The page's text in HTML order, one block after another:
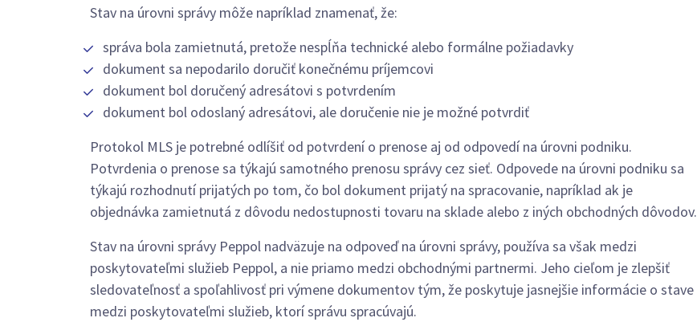
Stav na úrovni správy môže napríklad znamenať, že:
správa bola zamietnutá, pretože nespĺňa technické alebo formálne požiadavky
dokument sa nepodarilo doručiť konečnému príjemcovi
dokument bol doručený adresátovi s potvrdením
dokument bol odoslaný adresátovi, ale doručenie nie je možné potvrdiť
Protokol MLS je potrebné odlíšiť od potvrdení o prenose aj od odpovedí na úrovni podniku.
Potvrdenia o prenose sa týkajú samotného prenosu správy cez sieť. Odpovede na úrovni podniku sa
týkajú rozhodnutí prijatých po tom, čo bol dokument prijatý na spracovanie, napríklad ak je
objednávka zamietnutá z dôvodu nedostupnosti tovaru na sklade alebo z iných obchodných dôvodov.
Stav na úrovni správy Peppol nadväzuje na odpoveď na úrovni správy, používa sa však medzi
poskytovateľmi služieb Peppol, a nie priamo medzi obchodnými partnermi. Jeho cieľom je zlepšiť
sledovateľnosť a spoľahlivosť pri výmene dokumentov tým, že poskytuje jasnejšie informácie o stave
medzi poskytovateľmi služieb, ktorí správu spracúvajú.